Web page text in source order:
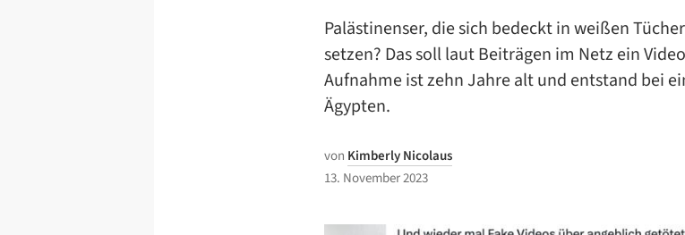
Palästinenser, die sich bedeckt in weißen
setzen? Das soll laut Beiträgen im Netz ein
Aufnahme ist zehn Jahre alt und entstand bei
Ägypten.
von Kimberly Nicolaus
13. November 2023